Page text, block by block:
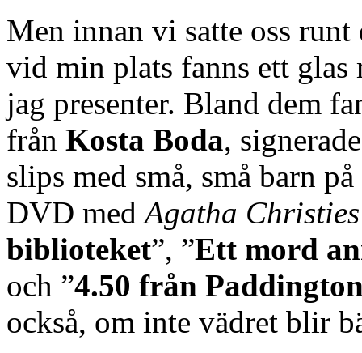
Men innan vi satte oss
vid min plats fanns ett
jag presenter. Bland dem
från Kosta Boda,
slips med små, små barn
DVD medAgatha Christies
biblioteket”, ”Ett mord
och ”4.50 från
också, om inte vädret blir